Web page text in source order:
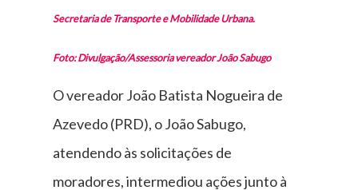
Secretaria de Transporte e Mobilidade Urbana.
Foto: Divulgação/Assessoria vereador João Sabugo
O vereador João Batista Nogueira de
Azevedo (PRD), o João Sabugo,
atendendo às solicitações de
moradores, intermediou ações junto à